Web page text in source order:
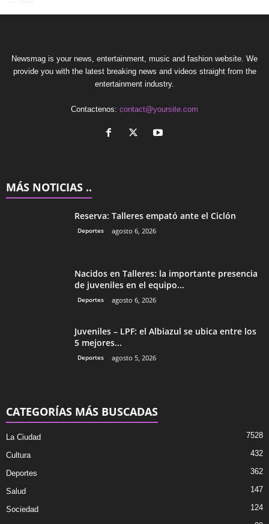
Newsmag is your news, entertainment, music and fashion website. We
provide you with the latest breaking news and videos straight from the
entertainment industry.
Contactenos: contact@yoursite.com
MÁS NOTICIAS ..
Reserva: Talleres empató ante el Ciclón
Deportes agosto 6, 2026
Nacidos en Talleres: la importante presencia
de juveniles en el equipo...
Deportes agosto 6, 2026
Juveniles – LPF: el Albiazul se ubica entre los
5 mejores...
Deportes agosto 5, 2026
CATEGORÍAS MÁS BUSCADAS
La Ciudad 7528
Cultura 432
Deportes 362
Salud 147
Sociedad 124